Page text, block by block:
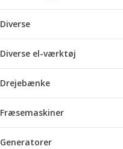
Diverse
Diverse el-værktøj
Drejebænke
Fræsemaskiner
Generatorer